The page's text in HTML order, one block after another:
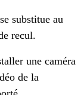
substitue au
recul.
une caméra
de la